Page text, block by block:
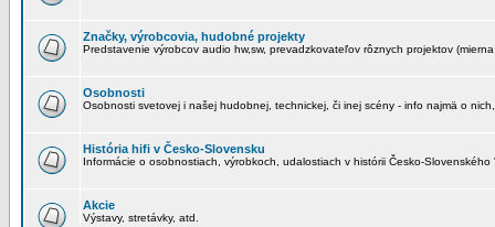
Značky, výrobcovia, hudobné projekty
Predstavenie výrobcov audio hw,sw, prevadzkovateľov rôznych projektov
Osobnosti
Osobnosti svetovej i našej hudobnej, technickej, či inej scény - info najmä o
História hifi v Česko-Slovensku
Informácie o osobnostiach, výrobkoch, udalostiach v histórii Česko-Slovenského
Akcie
Výstavy, stretávky, atd.